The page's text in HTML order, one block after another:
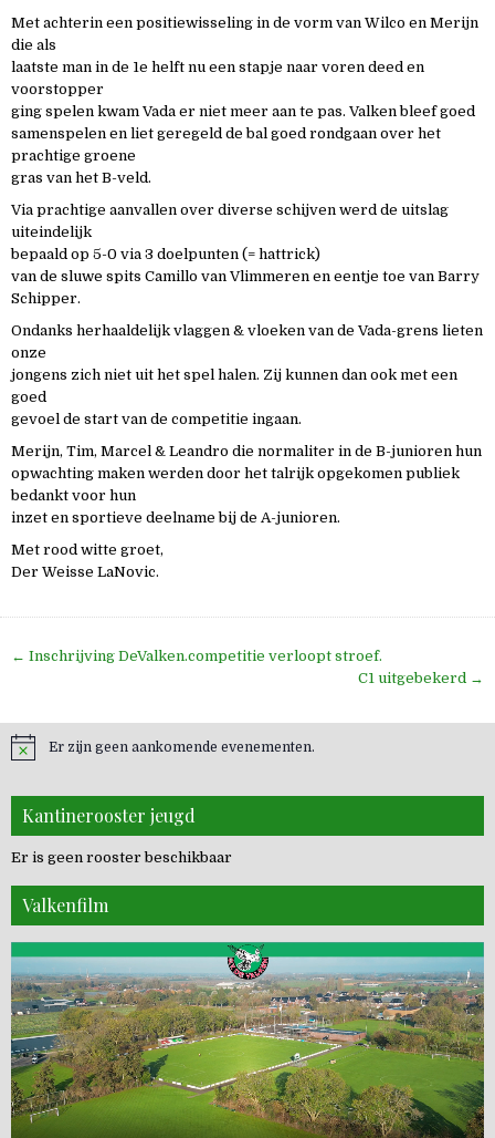
Met achterin een positiewisseling in de vorm van Wilco en Merijn
die als
laatste man in de 1e helft nu een stapje naar voren deed en
voorstopper
ging spelen kwam Vada er niet meer aan te pas. Valken bleef goed
samenspelen en liet geregeld de bal goed rondgaan over het
prachtige groene
gras van het B-veld.
Via prachtige aanvallen over diverse schijven werd de uitslag
uiteindelijk
bepaald op 5-0 via 3 doelpunten (= hattrick)
van de sluwe spits Camillo van Vlimmeren en eentje toe van Barry
Schipper.
Ondanks herhaaldelijk vlaggen & vloeken van de Vada-grens lieten
onze
jongens zich niet uit het spel halen. Zij kunnen dan ook met een
goed
gevoel de start van de competitie ingaan.
Merijn, Tim, Marcel & Leandro die normaliter in de B-junioren hun
opwachting maken werden door het talrijk opgekomen publiek
bedankt voor hun
inzet en sportieve deelname bij de A-junioren.
Met rood witte groet,
Der Weisse LaNovic.
Bericht
← Inschrijving DeValken.competitie verloopt stroef.
C1 uitgebekerd →
Er zijn geen aankomende evenementen.
Kantinerooster jeugd
Er is geen rooster beschikbaar
Valkenfilm